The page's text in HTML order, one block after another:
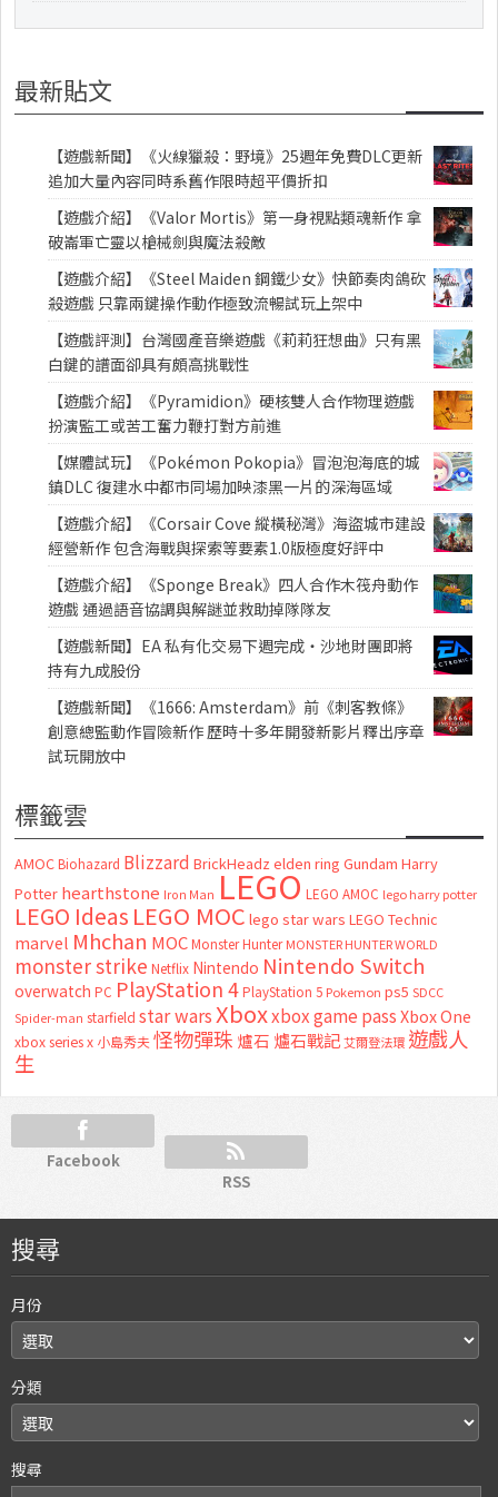
最新貼文
【遊戲新聞】《火線獵殺：野境》25週年免費DLC更新
追加大量內容同時系舊作限時超平價折扣
【遊戲介紹】《Valor Mortis》第一身視點類魂新作 拿
破崙軍亡靈以槍械劍與魔法殺敵
【遊戲介紹】《Steel Maiden 鋼鐵少女》快節奏肉鴿砍
殺遊戲 只靠兩鍵操作動作極致流暢試玩上架中
【遊戲評測】台灣國產音樂遊戲《莉莉狂想曲》只有黑
白鍵的譜面卻具有頗高挑戰性
【遊戲介紹】《Pyramidion》硬核雙人合作物理遊戲
扮演監工或苦工奮力鞭打對方前進
【媒體試玩】《Pokémon Pokopia》冒泡泡海底的城
鎮DLC 復建水中都市同場加映漆黑一片的深海區域
【遊戲介紹】《Corsair Cove 縱橫秘灣》海盜城市建設
經營新作 包含海戰與探索等要素1.0版極度好評中
【遊戲介紹】《Sponge Break》四人合作木筏舟動作
遊戲 通過語音協調與解謎並救助掉隊隊友
【遊戲新聞】EA 私有化交易下週完成・沙地財團即將
持有九成股份
【遊戲新聞】《1666: Amsterdam》前《刺客教條》
創意總監動作冒險新作 歷時十多年開發新影片釋出序章
試玩開放中
標籤雲
AMOC Biohazard Blizzard BrickHeadz elden ring Gundam Harry
Potter hearthstone Iron Man LEGO LEGO AMOC lego harry potter
LEGO Ideas LEGO MOC lego star wars LEGO Technic
marvel Mhchan MOC Monster Hunter MONSTER HUNTER WORLD
monster strike Netflix Nintendo Nintendo Switch
overwatch PC PlayStation 4 PlayStation 5 Pokemon ps5 SDCC
Spider-man starfield star warsXboxxbox game passXbox One
xbox series x 小島秀夫怪物彈珠 爐石 爐石戰記艾爾登法環 遊戲人
生
Facebook
RSS
搜尋
月份
分類
搜尋